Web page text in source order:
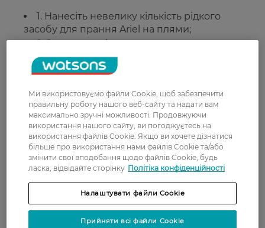
1. Нанесіть невелику кількість рідкого
засобу для прання Ariel на плями;
2. Злегка потріть;
3. Запустіть прання.
наповніть зелений ковпачок рідким миючим
засобом Ariel і покладіть його в барабан
зверху на одяг.
З екологічних міркувань мірні ковпачки
додаються не до всіх пляшок із пральними
засобами.
Країна-виробник: Франція.
Ми використовуємо файли Cookie, щоб забезпечити
правильну роботу нашого веб-сайту та надати вам
максимально зручні можливості. Продовжуючи
використання нашого сайту, ви погоджуєтесь на
використання файлів Cookie. Якщо ви хочете дізнатися
більше про використання нами файлів Cookie та/або
змінити свої вподобання щодо файлів Cookie, будь
ласка, відвідайте сторінку Політіка конфіденційності
Налаштувати файли Cookie
Прийняти всі файли Cookie